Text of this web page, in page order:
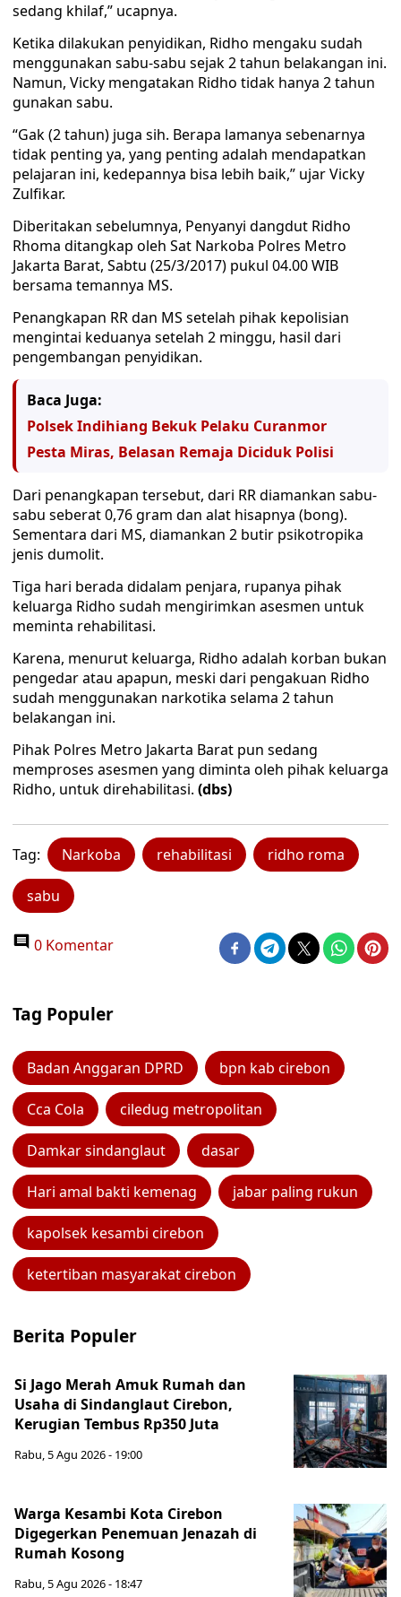
sedang khilaf,” ucapnya.
Ketika dilakukan penyidikan, Ridho mengaku sudah
menggunakan sabu-sabu sejak 2 tahun belakangan ini.
Namun, Vicky mengatakan Ridho tidak hanya 2 tahun
gunakan sabu.
“Gak (2 tahun) juga sih. Berapa lamanya sebenarnya
tidak penting ya, yang penting adalah mendapatkan
pelajaran ini, kedepannya bisa lebih baik,” ujar Vicky
Zulfikar.
Diberitakan sebelumnya, Penyanyi dangdut Ridho
Rhoma ditangkap oleh Sat Narkoba Polres Metro
Jakarta Barat, Sabtu (25/3/2017) pukul 04.00 WIB
bersama temannya MS.
Penangkapan RR dan MS setelah pihak kepolisian
mengintai keduanya setelah 2 minggu, hasil dari
pengembangan penyidikan.
Baca Juga:
Polsek Indihiang Bekuk Pelaku Curanmor
Pesta Miras, Belasan Remaja Diciduk Polisi
Dari penangkapan tersebut, dari RR diamankan sabu-
sabu seberat 0,76 gram dan alat hisapnya (bong).
Sementara dari MS, diamankan 2 butir psikotropika
jenis dumolit.
Tiga hari berada didalam penjara, rupanya pihak
keluarga Ridho sudah mengirimkan asesmen untuk
meminta rehabilitasi.
Karena, menurut keluarga, Ridho adalah korban bukan
pengedar atau apapun, meski dari pengakuan Ridho
sudah menggunakan narkotika selama 2 tahun
belakangan ini.
Pihak Polres Metro Jakarta Barat pun sedang
memproses asesmen yang diminta oleh pihak keluarga
Ridho, untuk direhabilitasi. (dbs)
Tag: Narkoba rehabilitasi ridho roma
sabu
0 Komentar
Tag Populer
Badan Anggaran DPRD bpn kab cirebon
Cca Cola ciledug metropolitan
Damkar sindanglaut dasar
Hari amal bakti kemenag jabar paling rukun
kapolsek kesambi cirebon
ketertiban masyarakat cirebon
Berita Populer
Si Jago Merah Amuk Rumah dan
Usaha di Sindanglaut Cirebon,
Kerugian Tembus Rp350 Juta
Rabu, 5 Agu 2026 - 19:00
Warga Kesambi Kota Cirebon
Digegerkan Penemuan Jenazah di
Rumah Kosong
Rabu, 5 Agu 2026 - 18:47